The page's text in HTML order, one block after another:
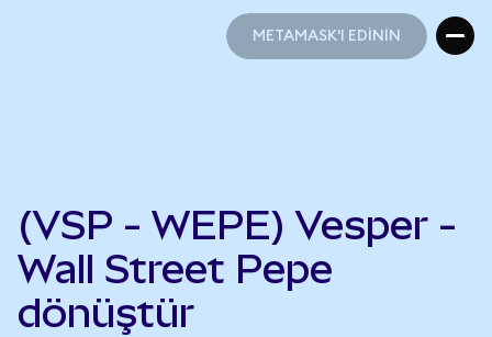
METAMASK'I EDİNİN
(VSP - WEPE) Vesper -
Wall Street Pepe
dönüştür